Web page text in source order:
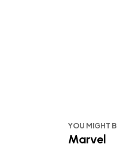
YOU MIGHT
Marvel